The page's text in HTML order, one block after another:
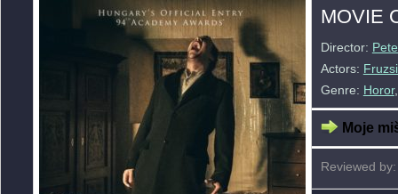
MOVIE
Director:
Actors:
Genre: Horor
Moje
Reviewed